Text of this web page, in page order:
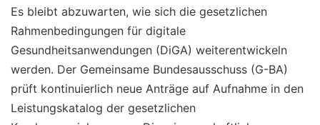
Es bleibt abzuwarten, wie sich die gesetzlichen
Rahmenbedingungen für digitale
Gesundheitsanwendungen (DiGA) weiterentwickeln
werden. Der Gemeinsame Bundesausschuss (G-BA)
prüft kontinuierlich neue Anträge auf Aufnahme in den
Leistungskatalog der gesetzlichen